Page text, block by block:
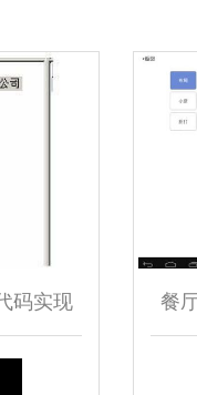
码实现
统
餐
海